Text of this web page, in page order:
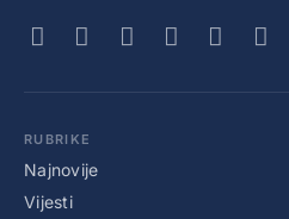
RUBRIKE
Najnovije
Vijesti